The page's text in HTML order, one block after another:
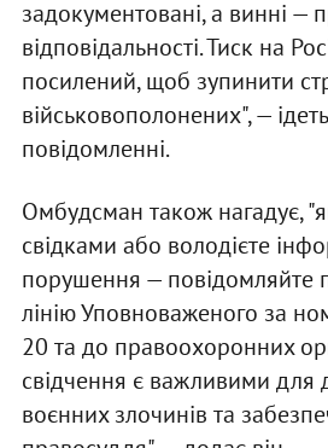
задокументовані, а винні —
відповідальності. Тиск на
посилений, щоб зупинити
військовополонених", —
повідомленні.
Омбудсман також нагадує,
свідками або володієте
порушення — повідомляйте
лінію Уповноваженого за
20 та до правоохоронних
свідчення є важливими для
воєнних злочинів та